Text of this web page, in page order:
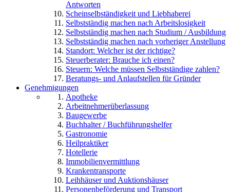
Antworten
Scheinselbständigkeit und Liebhaberei
Selbstständig machen nach Arbeitslosigkeit
Selbstständig machen nach Studium / Ausbildung
Selbstständig machen nach vorheriger Anstellung
Standort: Welcher ist der richtige?
Steuerberater: Brauche ich einen?
Steuern: Welche müssen Selbstständige zahlen?
Beratungs- und Anlaufstellen für Gründer
Genehmigungen
Apotheke
Arbeitnehmerüberlassung
Baugewerbe
Buchhalter / Buchführungshelfer
Gastronomie
Heilpraktiker
Hotellerie
Immobilienvermittlung
Krankentransporte
Leihhäuser und Auktionshäuser
Personenbeförderung und Transport